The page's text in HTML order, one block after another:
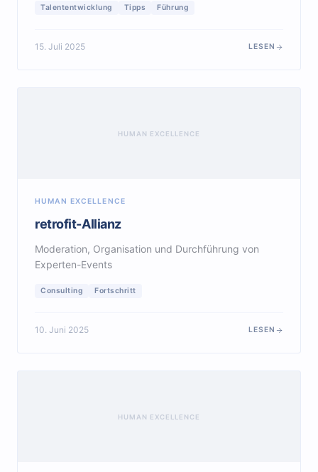
Talententwicklung Tipps Führung
15. Juli 2025 LESEN
HUMAN EXCELLENCE
HUMAN EXCELLENCE
retrofit-Allianz
Moderation, Organisation und Durchführung von
Experten-Events
Consulting Fortschritt
10. Juni 2025 LESEN
HUMAN EXCELLENCE